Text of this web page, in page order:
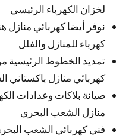
لخزان الكهرباء الرئيسي
نوفر أيضا كهربائي منازل
كهرباء للمنازل والفلل
تمديد الخطوط الرئيسية
كهربائي منازل باكستاني
صيانة بلاكات وعدادات
منازل الشعب البحري
فني كهربائي الشعب